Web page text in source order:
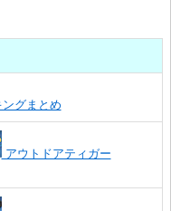
グまとめ
アウトドアティガー